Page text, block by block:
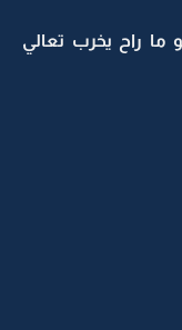
راح يخرب تعالي